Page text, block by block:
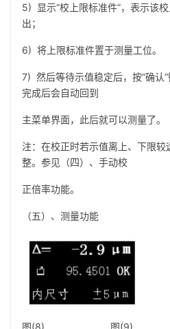
5) 显示“校上限标准件”，表示该
出；
6) 将上限标准件置于测量工位。
7) 然后等待示值稳定后，按“确认
完成后会自动回到
主菜单界面，此后就可以测量了。
注：在校正时若示值离上、下限
整。参见（四）、手动校
正倍率功能。
（五）、测量功能
图(8) 图(9)